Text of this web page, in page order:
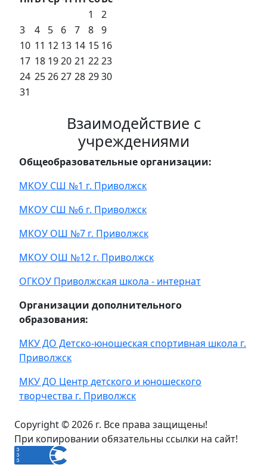
1
2
3
4 5 6 7 8 9
10 11 12 13 14 15 16
17 18 1920 21 2223
24 252627 28 2930
31
Взаимодействие с
учреждениями
Общеобразовательные организации:
МКОУ СШ №1 г. Приволжск
МКОУ СШ №6 г. Приволжск
МКОУ ОШ №7 г. Приволжск
МКОУ ОШ №12 г. Приволжск
ОГКОУ Приволжская школа - интернат
Организации дополнительного
образования:
МКУ ДО Детско-юношеская спортивная школа г.
Приволжск
МКУ ДО Центр детского и юношеского
творчества г. Приволжск
Copyright © 2026 г. Все права защищены!
При копировании обязательны ссылки на сайт!